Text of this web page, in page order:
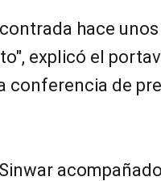
hace
explicó el
conferencia de